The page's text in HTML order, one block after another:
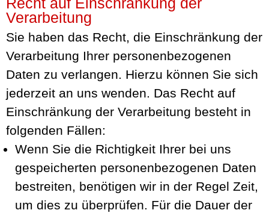
Verarbeitung
Sie haben das Recht, die Einschränkung der
Verarbeitung Ihrer personenbezogenen
Daten zu verlangen. Hierzu können Sie sich
jederzeit an uns wenden. Das Recht auf
Einschränkung der Verarbeitung besteht in
folgenden Fällen:
Wenn Sie die Richtigkeit Ihrer bei uns
gespeicherten personenbezogenen Daten
bestreiten, benötigen wir in der Regel Zeit,
um dies zu überprüfen. Für die Dauer der